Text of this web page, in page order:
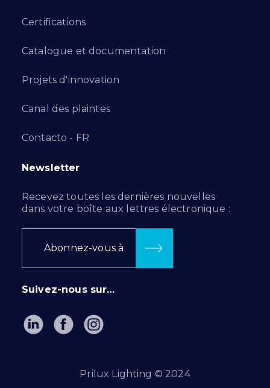
Certifications
Catalogue et documentation
Projets d'innovation
Canal des plaintes
Contacto - FR
Newsletter
Recevez toutes les dernières nouvelles
dans votre boîte aux lettres électronique :
Abonnez-vous à
Suivez-nous sur…
Prilux Lighting © 2024